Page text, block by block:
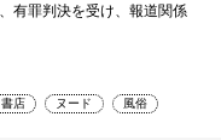
有罪判決を受け、報道関係
書店 ヌード 風俗